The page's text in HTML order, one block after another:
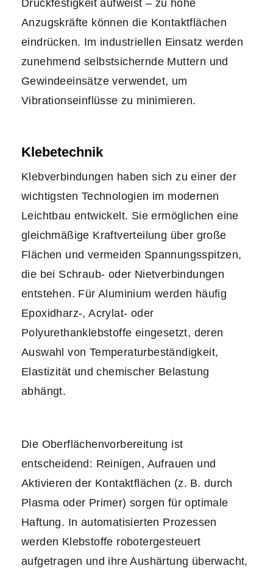
Druckfestigkeit aufweist – zu hohe
Anzugskräfte können die Kontaktflächen
eindrücken. Im industriellen Einsatz werden
zunehmend selbstsichernde Muttern und
Gewindeeinsätze verwendet, um
Vibrationseinflüsse zu minimieren.
Klebetechnik
Klebverbindungen haben sich zu einer der
wichtigsten Technologien im modernen
Leichtbau entwickelt. Sie ermöglichen eine
gleichmäßige Kraftverteilung über große
Flächen und vermeiden Spannungsspitzen,
die bei Schraub- oder Nietverbindungen
entstehen. Für Aluminium werden häufig
Epoxidharz-, Acrylat- oder
Polyurethanklebstoffe eingesetzt, deren
Auswahl von Temperaturbeständigkeit,
Elastizität und chemischer Belastung
abhängt.
Die Oberflächenvorbereitung ist
entscheidend: Reinigen, Aufrauen und
Aktivieren der Kontaktflächen (z. B. durch
Plasma oder Primer) sorgen für optimale
Haftung. In automatisierten Prozessen
werden Klebstoffe robotergesteuert
aufgetragen und ihre Aushärtung überwacht,